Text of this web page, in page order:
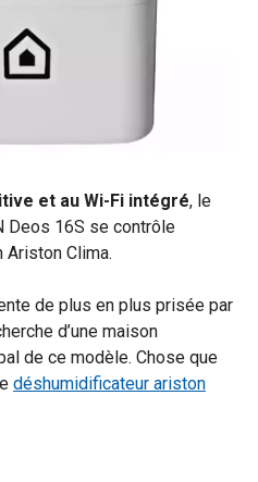
et au Wi-Fi intégré, le
Deos 16S se contrôle
Ariston Clima.
de plus en plus prisée par
d’une maison
de ce modèle. Chose que
déshumidificateur ariston